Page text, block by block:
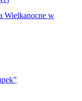
Wielkanocne w